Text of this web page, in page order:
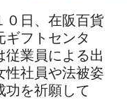
０日、在阪百貨
ギフトセンタ
従業員による出
性社員や法被姿
功を祈願して